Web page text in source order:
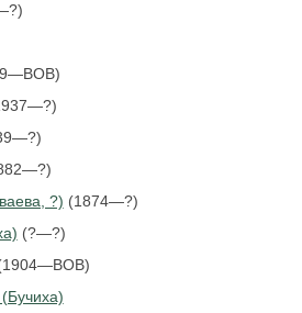
?) (1874—?)
(?—?)